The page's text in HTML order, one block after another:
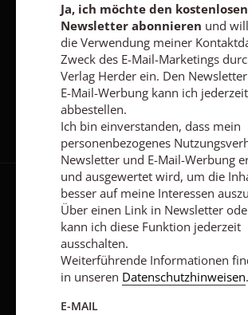
AGB und Widerrufsbelehrung Datenschutz
Impressum
Vertrag widerrufen Abo
Ja, ich möchte den
Newsletter abonnieren und
die Verwendung meiner
Zweck des E-Mail-Marketings
Verlag Herder ein. Den
E-Mail-Werbung kann ich jederzeit
abbestellen.
Ich bin einverstanden, dass mein
personenbezogenes
Newsletter und E-Mail-Werbung
und ausgewertet wird, um die
besser auf meine Interessen
Über einen Link in Newsletter
kann ich diese Funktion jederzeit
ausschalten.
Weiterführende Informationen
in unseren Datenschutzhinweisen.
E-MAIL